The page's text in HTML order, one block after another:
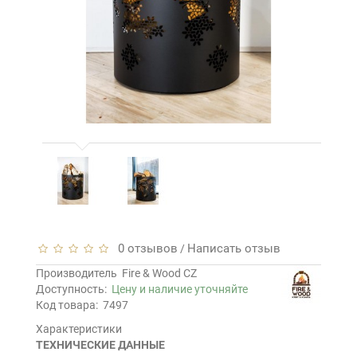
0 отзывов / Написать отзыв
Производитель Fire & Wood CZ
Доступность: Цену и наличие уточняйте
Код товара: 7497
Характеристики
ТЕХНИЧЕСКИЕ ДАННЫЕ